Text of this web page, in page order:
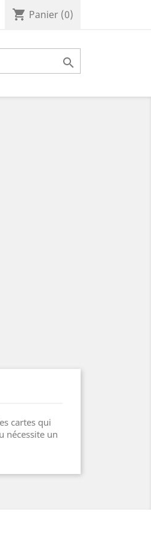
shopping_cart Panier (0)

cartes qui
nécessite un